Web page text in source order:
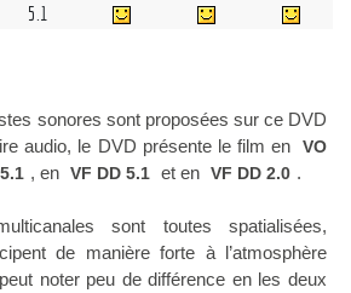
5.1
sonores sont proposées sur ce DVD
audio, le DVD présente le film en
VO
, en VF DD 5.1 et en VF DD 2.0 .
sont toutes spatialisées,
de manière forte à l’atmosphère
noter peu de différence en les deux